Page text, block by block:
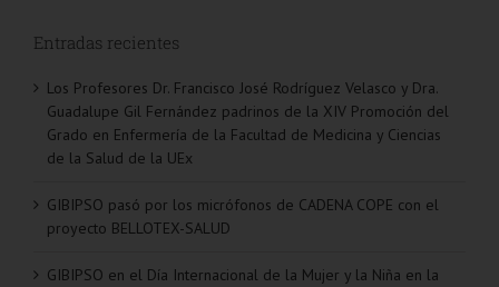
Entradas recientes
Los Profesores Dr. Francisco José Rodríguez Velasco y Dra.
Guadalupe Gil Fernández padrinos de la XIV Promoción del
Grado en Enfermería de la Facultad de Medicina y Ciencias
de la Salud de la UEx
GIBIPSO pasó por los micrófonos de CADENA COPE con el
proyecto BELLOTEX-SALUD
GIBIPSO en el Día Internacional de la Mujer y la Niña en la